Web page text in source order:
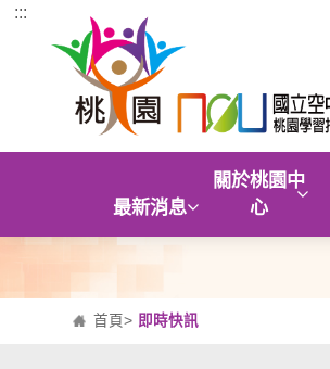
跳到主要內容區塊
:::
最新消息
關於桃園中
心
首頁> 即時快訊